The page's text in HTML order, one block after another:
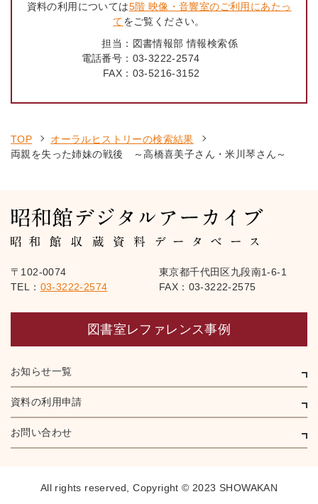
資料の利用については5階 映像・音響室のご利用にあたっ
てをご覧ください。
担当： 図書情報部 情報検索係
電話番号： 03-3222-2574
FAX： 03-5216-3152
TOP
オーラルヒストリーの検索結果
両親を失った姉妹の戦後 ～高橋喜美子さん・米川琴さん～
〒102-0074
東京都千代田区九段南1-6-1
TEL： 03-3222-2574 FAX：03-3222-2575
図書室レファレンス事例
お知らせ一覧
資料の利用申請
お問い合わせ
All rights reserved,Copyright © 2023 SHOWAKAN